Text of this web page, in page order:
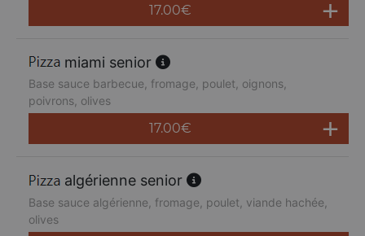
17.00€
miami senior
Base sauce barbecue, fromage, poulet, oignons,
poivrons, olives
17.00€
algérienne senior
Base sauce algérienne, fromage, poulet, viande hachée,
olives